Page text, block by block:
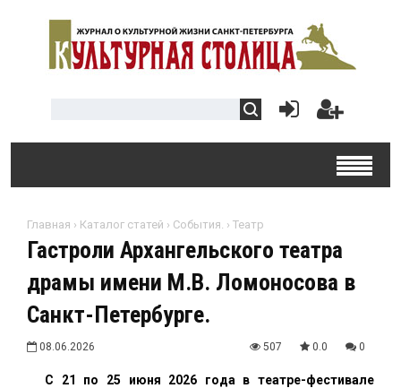
Главная › Каталог статей › События. › Театр
Гастроли Архангельского театра
драмы имени М.В. Ломоносова в
Санкт-Петербурге.
08.06.2026 507 0.0 0
С 21 по 25 июня 2026 года в театре-фестивале